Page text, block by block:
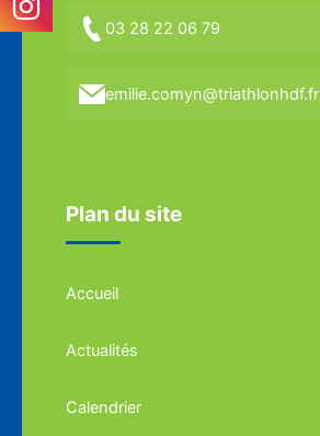
03 28 22 06 79
emilie.comyn@triathlonhdf.fr
Plan du site
Accueil
Actualités
Calendrier